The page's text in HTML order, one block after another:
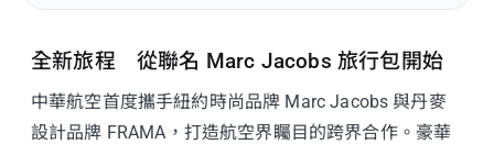
全新旅程 從聯名 Marc Jacobs 旅行包開始
中華航空首度攜手紐約時尚品牌 Marc Jacobs 與丹麥
設計品牌 FRAMA，打造航空界矚目的跨界合作。豪華